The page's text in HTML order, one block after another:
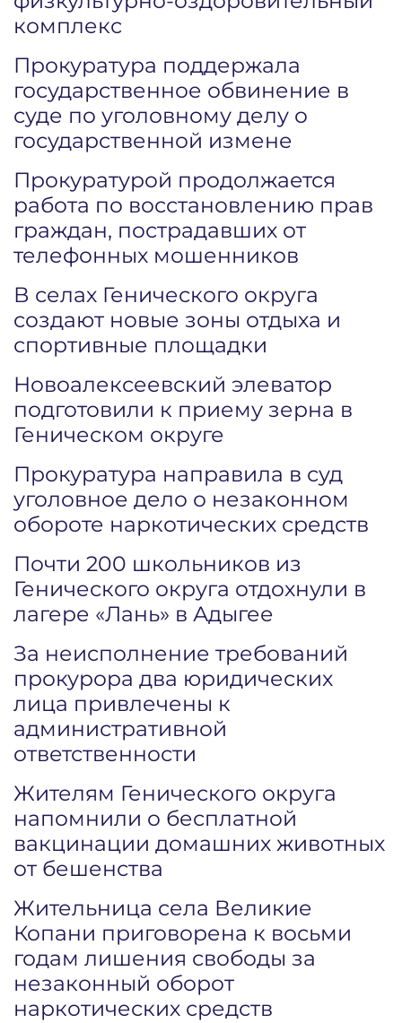
комплекс
Прокуратура поддержала
государственное обвинение в
суде по уголовному делу о
государственной измене
Прокуратурой продолжается
работа по восстановлению прав
граждан, пострадавших от
телефонных мошенников
В селах Генического округа
создают новые зоны отдыха и
спортивные площадки
Новоалексеевский элеватор
подготовили к приему зерна в
Геническом округе
Прокуратура направила в суд
уголовное дело о незаконном
обороте наркотических средств
Почти 200 школьников из
Генического округа отдохнули в
лагере «Лань» в Адыгее
За неисполнение требований
прокурора два юридических
лица привлечены к
административной
ответственности
Жителям Генического округа
напомнили о бесплатной
вакцинации домашних животных
от бешенства
Жительница села Великие
Копани приговорена к восьми
годам лишения свободы за
незаконный оборот
наркотических средств